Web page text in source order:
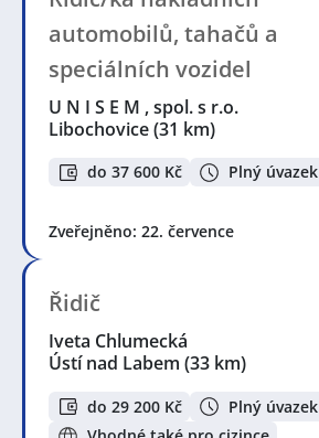
automobilů, tahačů a
speciálních vozidel
U N I S E M , spol. s r.o.
Libochovice(31 km)
do 37 600 Kč Plný úvazek
Zveřejněno: 22. července
Řidič
Iveta Chlumecká
Ústí nad Labem (33 km)
do 29 200 Kč
Plný úvazek